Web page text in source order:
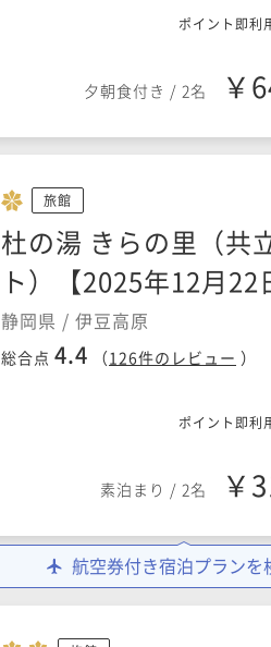
ポイント即利
夕朝食付き / 2名 ￥
旅館
杜の湯 きらの里（共
ト）【2025年12月22
ーアルオープン】
静岡県 / 伊豆高原
総合点 4.4 （126件のレビュー ）
ポイント即利
素泊まり / 2名 ￥
航空券付き宿泊プランを